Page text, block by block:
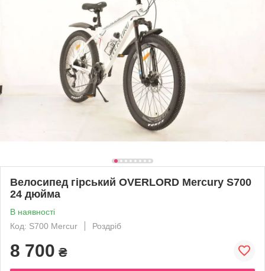
Велосипед гірський OVERLORD Mercury S700
24 дюйма
В наявності
Код: S700 Mercur
Роздріб
8 700 ₴